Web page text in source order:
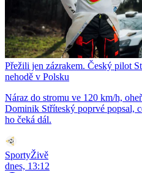
Přežili jen zázrakem. Český pilot
nehodě v Polsku
Náraz do stromu ve 120 km/h,
Dominik Stříteský poprvé popsal,
ho čeká dál.
SportyŽivě
dnes, 13:12